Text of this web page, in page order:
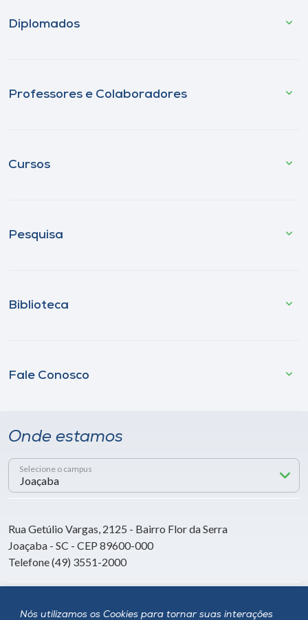
Nós utilizamos os Cookies para tornar suas interações
Diplomados
Professores e Colaboradores
Cursos
Pesquisa
Biblioteca
Fale Conosco
Onde estamos
Selecione o campus
Rua Getúlio Vargas, 2125 - Bairro Flor da Serra
Joaçaba - SC - CEP 89600-000
Telefone (49) 3551-2000
Siga a Unoesc